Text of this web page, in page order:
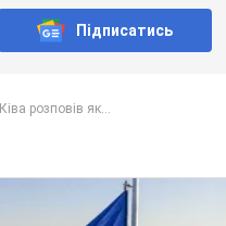
Підписатись
Ківа розповів як...